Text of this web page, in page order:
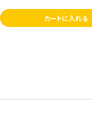
カートに入れる